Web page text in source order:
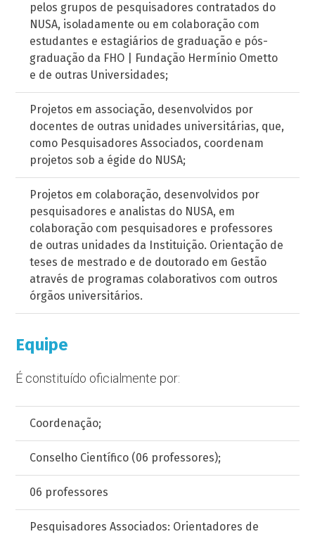
pelos grupos de pesquisadores contratados do
NUSA, isoladamente ou em colaboração com
estudantes e estagiários de graduação e pós-
graduação da FHO | Fundação Hermínio Ometto
e de outras Universidades;
Projetos em associação, desenvolvidos por
docentes de outras unidades universitárias, que,
como Pesquisadores Associados, coordenam
projetos sob a égide do NUSA;
Projetos em colaboração, desenvolvidos por
pesquisadores e analistas do NUSA, em
colaboração com pesquisadores e professores
de outras unidades da Instituição. Orientação de
teses de mestrado e de doutorado em Gestão
através de programas colaborativos com outros
órgãos universitários.
Equipe
É constituído oficialmente por:
Coordenação;
Conselho Científico (06 professores);
06 professores
Pesquisadores Associados: Orientadores de